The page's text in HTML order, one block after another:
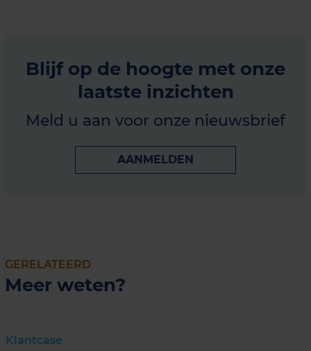
Blijf op de hoogte met onze
laatste inzichten
Meld u aan voor onze nieuwsbrief
AANMELDEN
GERELATEERD
Meer weten?
Klantcase